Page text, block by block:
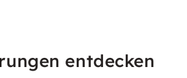
entdecken